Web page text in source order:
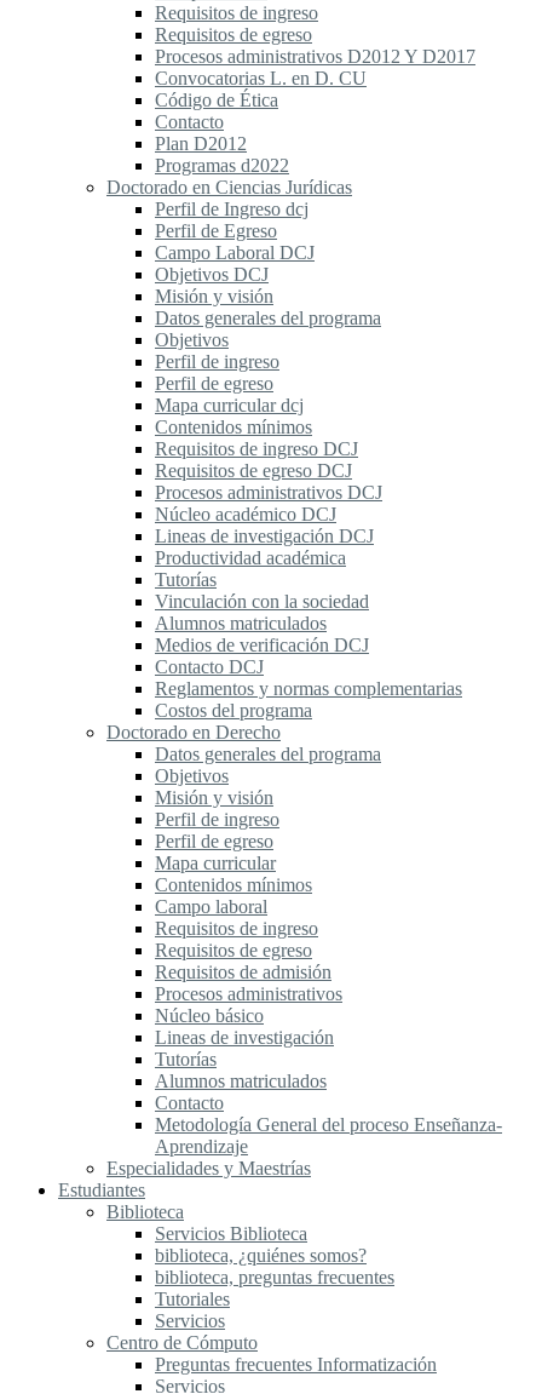
Requisitos de ingreso
Requisitos de egreso
Procesos administrativos D2012 Y D2017
Convocatorias L. en D. CU
Código de Ética
Contacto
Plan D2012
Programas d2022
Doctorado en Ciencias Jurídicas
Perfil de Ingreso dcj
Perfil de Egreso
Campo Laboral DCJ
Objetivos DCJ
Misión y visión
Datos generales del programa
Objetivos
Perfil de ingreso
Perfil de egreso
Mapa curricular dcj
Contenidos mínimos
Requisitos de ingreso DCJ
Requisitos de egreso DCJ
Procesos administrativos DCJ
Núcleo académico DCJ
Lineas de investigación DCJ
Productividad académica
Tutorías
Vinculación con la sociedad
Alumnos matriculados
Medios de verificación DCJ
Contacto DCJ
Reglamentos y normas complementarias
Costos del programa
Doctorado en Derecho
Datos generales del programa
Objetivos
Misión y visión
Perfil de ingreso
Perfil de egreso
Mapa curricular
Contenidos mínimos
Campo laboral
Requisitos de ingreso
Requisitos de egreso
Requisitos de admisión
Procesos administrativos
Núcleo básico
Lineas de investigación
Tutorías
Alumnos matriculados
Contacto
Metodología General del proceso Enseñanza-
Aprendizaje
Especialidades y Maestrías
Estudiantes
Biblioteca
Servicios Biblioteca
biblioteca, ¿quiénes somos?
biblioteca, preguntas frecuentes
Tutoriales
Servicios
Centro de Cómputo
Preguntas frecuentes Informatización
Servicios